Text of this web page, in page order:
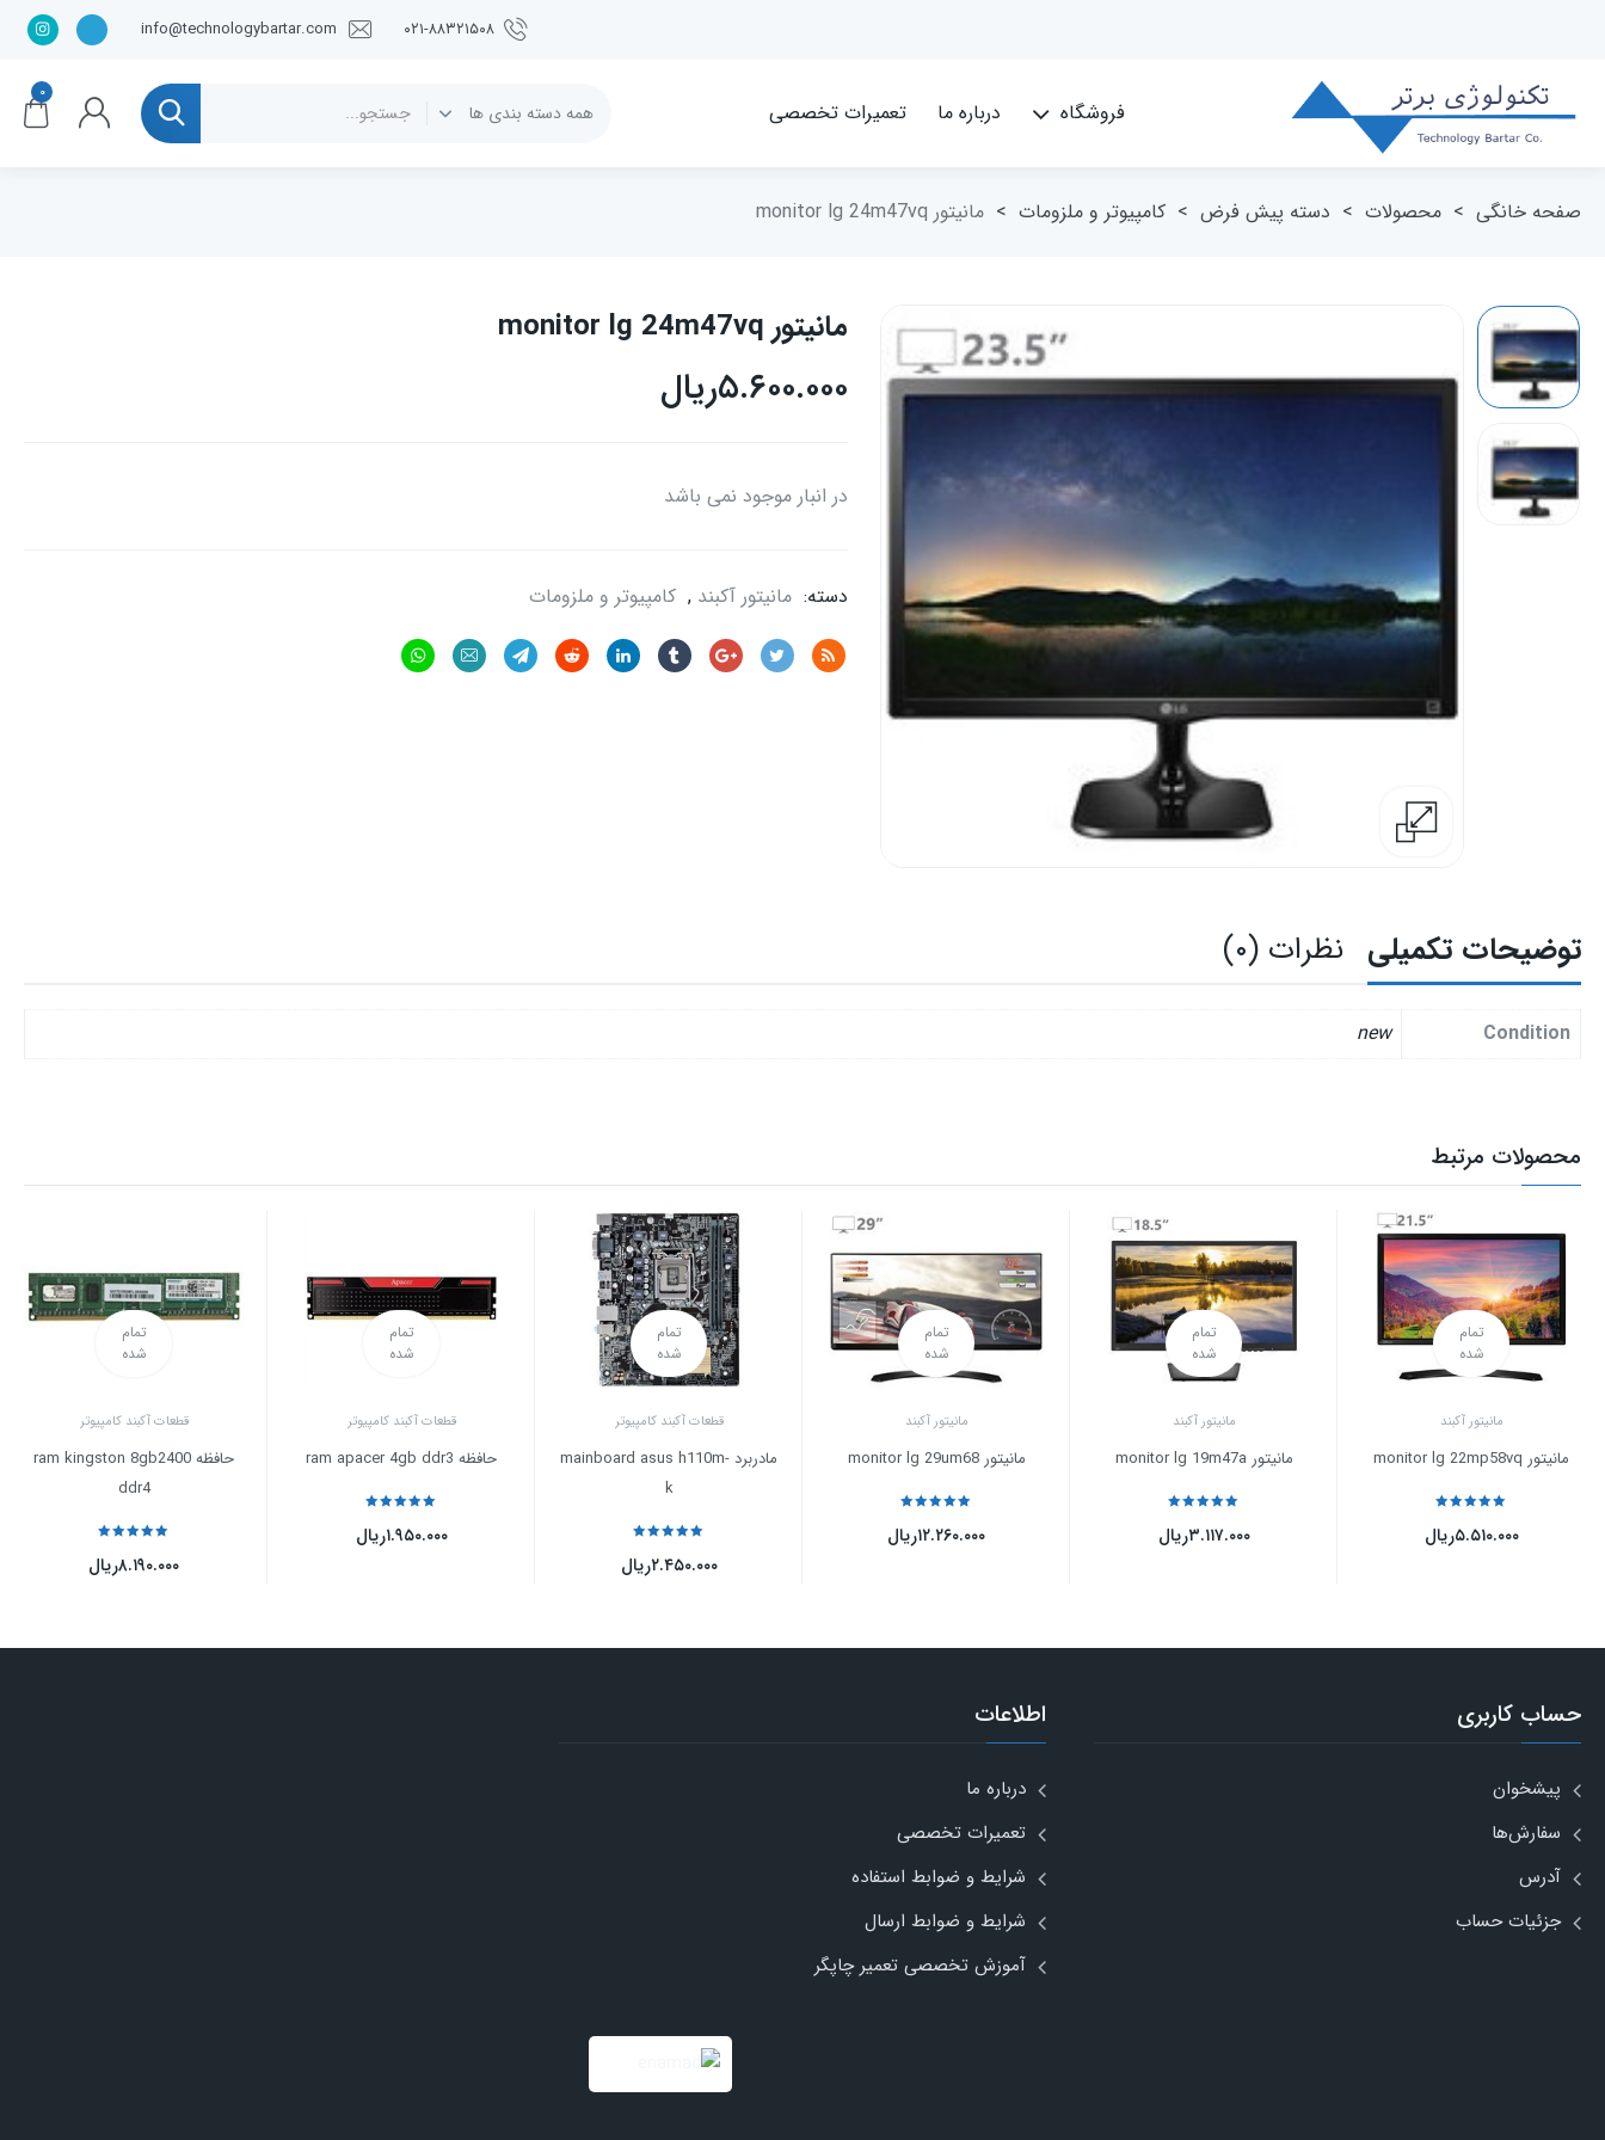
info@technologybartar.com ۰۲۱-۸۸۳۲۱۵۰۸
فروشگاه درباره ما تعمیرات تخصصی
۰
صفحه خانگی > محصولات > دسته پیش فرض > کامپیوتر و ملزومات > مانیتور monitor lg 24m47vq
مانیتور monitor lg 24m47vq
ریال۵.۶۰۰.۰۰۰
در انبار موجود نمی باشد
دسته: مانیتور آکبند , کامپیوتر و ملزومات
توضیحات تکمیلی نظرات (۰)
Condition
new
محصولات مرتبط
تمام
شده
مانیتور آکبند
مانیتور monitor lg 22mp58vq
ریال۵.۵۱۰.۰۰۰
تمام
شده
مانیتور آکبند
مانیتور monitor lg 19m47a
ریال۳.۱۱۷.۰۰۰
تمام
شده
مانیتور آکبند
مانیتور monitor lg 29um68
ریال۱۲.۲۶۰.۰۰۰
تمام
شده
قطعات آکبند کامپیوتر
مادربرد mainboard asus h110m-
k
ریال۲.۴۵۰.۰۰۰
تمام
شده
قطعات آکبند کامپیوتر
حافظه ram apacer 4gb ddr3
ریال۱.۹۵۰.۰۰۰
تمام
شده
قطعات آکبند کامپیوتر
حافظه ram kingston 8gb2400
ddr4
ریال۸.۱۹۰.۰۰۰
حساب کاربری
پیشخوان
سفارش‌ها
آدرس
جزئیات حساب
اطلاعات
درباره ما
تعمیرات تخصصی
شرایط و ضوابط استفاده
شرایط و ضوابط ارسال
آموزش تخصصی تعمیر چاپگر